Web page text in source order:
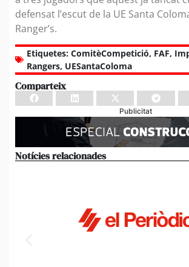
defensat l’escut de la UE Santa
Ranger’s.
Etiquetes: ComitèCompetició, FAF,
Rangers, UESantaColoma
Comparteix
Publicitat
Notícies relacionades